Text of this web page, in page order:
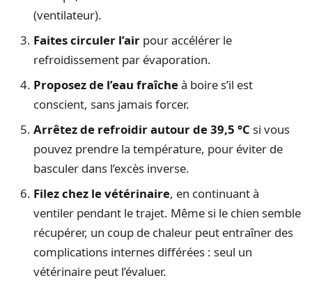
(ventilateur).
Faites circuler l’air pour accélérer le
refroidissement par évaporation.
Proposez de l’eau fraîcheà boire s’il est
conscient, sans jamais forcer.
Arrêtez de refroidir autour de 39,5 °C si vous
pouvez prendre la température, pour éviter de
basculer dans l’excès inverse.
Filez chez le vétérinaire, en continuant à
ventiler pendant le trajet. Même si le chien semble
récupérer, un coup de chaleur peut entraîner des
complications internes différées : seul un
vétérinaire peut l’évaluer.